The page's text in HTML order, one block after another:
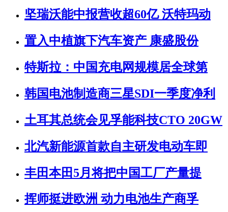
坚瑞沃能中报营收超60亿 沃特玛动
置入中植旗下汽车资产 康盛股份
特斯拉：中国充电网规模居全球第
韩国电池制造商三星SDI一季度净利
土耳其总统会见孚能科技CTO 20GW
北汽新能源首款自主研发电动车即
丰田本田5月将把中国工厂产量提
挥师挺进欧洲 动力电池生产商孚